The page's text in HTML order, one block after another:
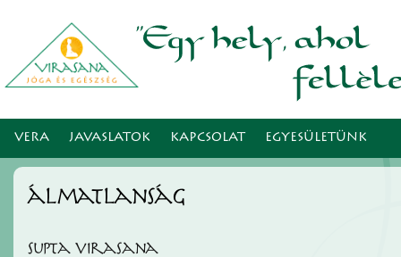
VERA JAVASLATOK KAPCSOLAT EGYESÜLETÜNK
álmatlanság
Supta virasana